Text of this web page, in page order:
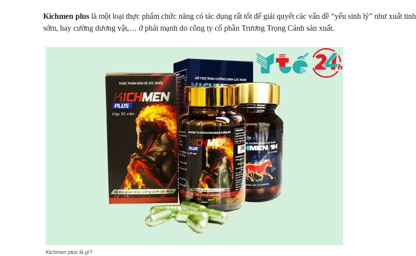
Kichmen plus là một loại thực phẩm chức năng có tác dụng rất tốt để giải quyết các vấn đề “yếu sinh lý” như xuất tinh
sớm, hay cường dương vật,… ở phái mạnh do công ty cổ phần Trương Trọng Cảnh sản xuất.
Kichmen plus là gì?